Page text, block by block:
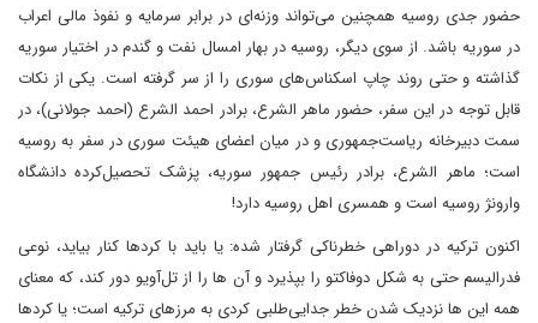
حضور جدی روسیه همچنین می‌تواند وزنه‌ای در برابر سرمایه و نفوذ مالی اعراب
در سوریه باشد. از سوی دیگر، روسیه در بهار امسال نفت و گندم در اختیار سوریه
گذاشته و حتی روند چاپ اسکناس‌های سوری را از سر گرفته است. یکی از نکات
قابل توجه در این سفر، حضور ماهر الشرع، برادر احمد الشرع (احمد جولانی)، در
سمت دبیرخانه ریاست‌جمهوری و در میان اعضای هیئت سوری در سفر به روسیه
است؛ ماهر الشرع، برادر رئیس جمهور سوریه، پزشک تحصیل‌کرده دانشگاه
وارونژ روسیه است و همسری اهل روسیه دارد!
اکنون ترکیه در دوراهی خطرناکی گرفتار شده: یا باید با کردها کنار بیاید، نوعی
فدرالیسم حتی به شکل دوفاکتو را بپذیرد و آن ها را از تل‌آویو دور کند، که معنای
همه این ها نزدیک شدن خطر جدایی‌طلبی کردی به مرزهای ترکیه است؛ یا کردها